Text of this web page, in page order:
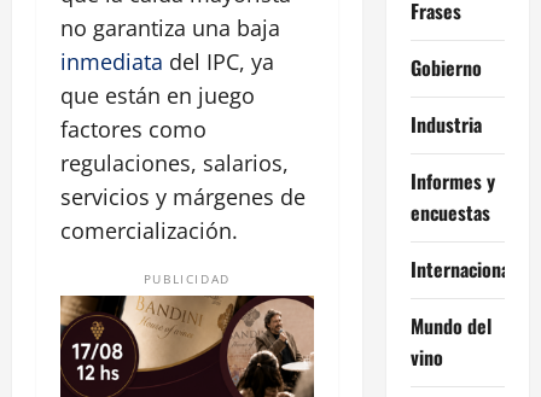
no garantiza una baja
inmediata del IPC, ya
que están en juego
factores como
regulaciones, salarios,
servicios y márgenes de
comercialización.
PUBLICIDAD
Frases
Gobierno
Industria
Informes y
encuestas
Internacional
Mundo del
vino